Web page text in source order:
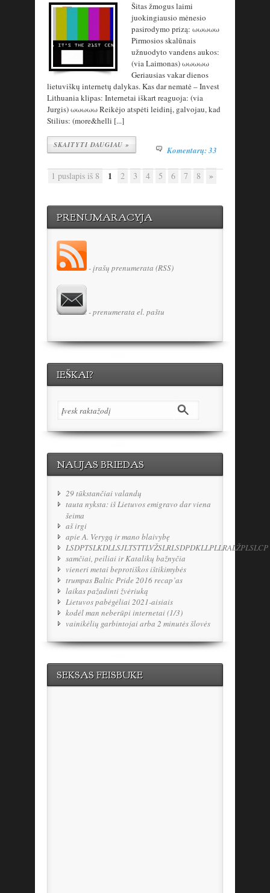
Šitas žmogus laimi
juokingiausio mėnesio
pasirodymo prizą: ωωωωω
Pirmosios skalūnais
užnuodyto vandens aukos:
(via Laimonas) ωωωωω
Geriausias vakar dienos
lietuviškų internetų dalykas. Kas dar nematė – Invest
Lithuania klipas: Internetai iškart reaguoja: (via
Jurgis) ωωωωω Reikėjo atspėti leidinį, galvojau, kad
Stilius: (more&helli [...]
SKAITYTI DAUGIAU » Komentarų: 33
1 puslapis iš 8 1 2 3 4 5 6 7 8 »
PRENUMARACYJA
- įrašų prenumerata (RSS)
- prenumerata el. paštu
IEŠKAI?
NAUJAS BRIEDAS
29 tūkstančiai valandų
tauta nyksta: iš Lietuvos emigravo dar viena
šeima
aš irgi
apie A. Verygą ir mano blaivybę
LSDPTSLKDLLSJLTSTTLVŽSLRLSDPDKLLPLLRALŽPLSLCP
samčiai, peiliai ir Katalikų bažnyčia
vieneri metai beprotiškos ištikimybės
trumpas Baltic Pride 2016 recap’as
laikas pažadinti žvėriuką
Lietuvos pabėgėliai 2021-aisiais
kodėl man neberūpi internetai (1/3)
vainikėlių garbintojai arba 2 minutės šlovės
SEKSAS FEISBUKE